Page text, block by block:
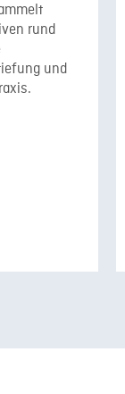
rund
und